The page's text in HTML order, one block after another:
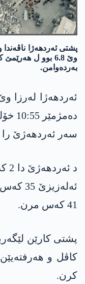
پشتی ئەردھەژا ناڤەندا
وێ 6.8 بوو ل
به‌رده‌وامن.
سەر ئەردھەژێ را 65 ده‌مژمێر دەرباس بوون.
د
41 کەس مرن.
كاڤل و
كرن.